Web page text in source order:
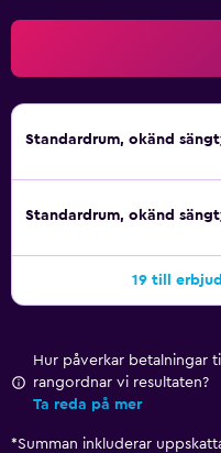
Standardrum, okänd
Standardrum, okänd
19 till
Hur påverkar betalningar
rangordnar vi resultaten?
Ta reda på mer
*Summan inkluderar